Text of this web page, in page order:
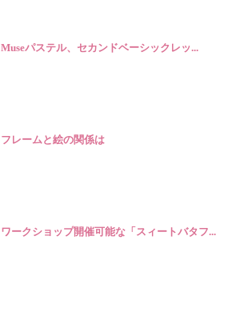
Museパステル、セカンドベーシックレッ...
フレームと絵の関係は
ワークショップ開催可能な「スィートバタフ...